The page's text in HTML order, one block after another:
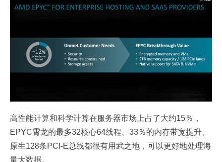
高性能计算和科学计算在服务器市场上占了大约15％，
EPYC霄龙的最多32核心64线程、33％的内存带宽提升、
原生128条PCI-E总线都很有用武之地，可以更好地处理海
量大数据。